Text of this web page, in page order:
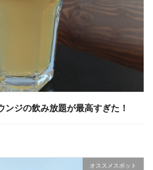
ンジの飲み放題が最高すぎた！
オススメスポット